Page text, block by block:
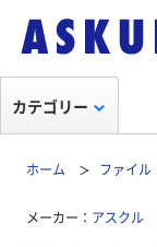
カテゴリー
ホーム ファイル
メーカー アスクル